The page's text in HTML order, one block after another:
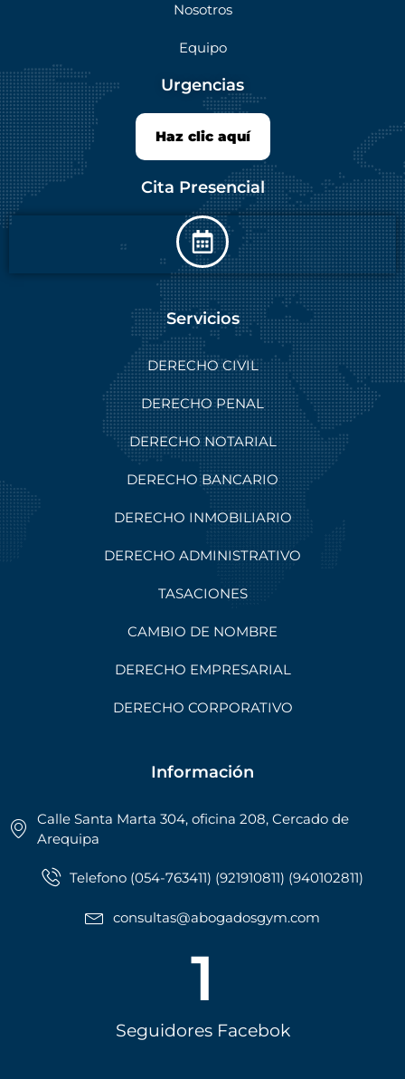
Nosotros
Equipo
Urgencias
Haz clic aquí
Cita Presencial
Servicios
DERECHO CIVIL
DERECHO PENAL
DERECHO NOTARIAL
DERECHO BANCARIO
DERECHO INMOBILIARIO
DERECHO ADMINISTRATIVO
TASACIONES
CAMBIO DE NOMBRE
DERECHO EMPRESARIAL
DERECHO CORPORATIVO
Información
Calle Santa Marta 304, oficina 208, Cercado de
Arequipa
Telefono (054-763411) (921910811) (940102811)
consultas@abogadosgym.com
Seguidores Facebok
1